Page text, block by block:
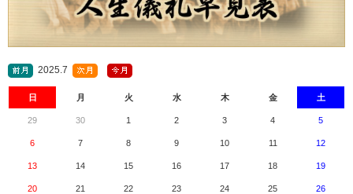
2025.7
日 月 火 水 木 金 土
29 30 1 2 3 4 5
6 7 8 9 10 11 12
13 14 15 16 17 18 19
20 21 22 23 24 25 26